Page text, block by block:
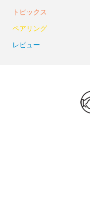
トピックス
ペアリング
レビュー